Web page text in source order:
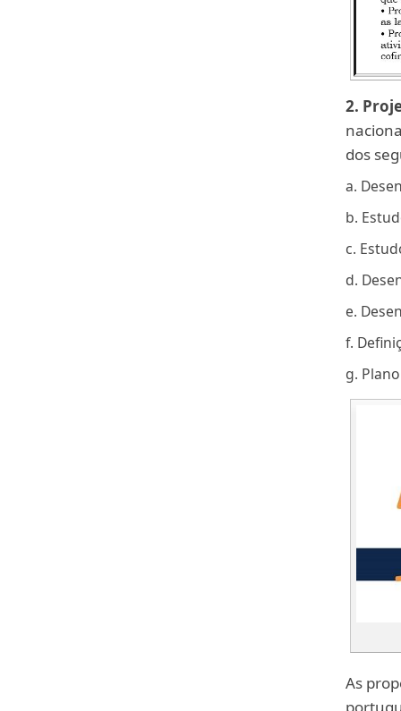
2.
dos
a.
b.
c.
d.
e.
f.
g.
As